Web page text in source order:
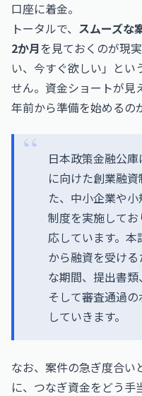
口座に着金。
トータルで、 スムーズな
2か月を見ておくのが現
い、今すぐ欲しい」とい
せん。資金ショートが見
年前から準備を始めるの
日本政策金融公
に向けた創業融
た、中小企業や
制度を実施して
応しています。
から融資を受け
な期間、提出書類
そして審査通過
していきます。
なお、案件の急ぎ度合い
に、つなぎ資金をどう手